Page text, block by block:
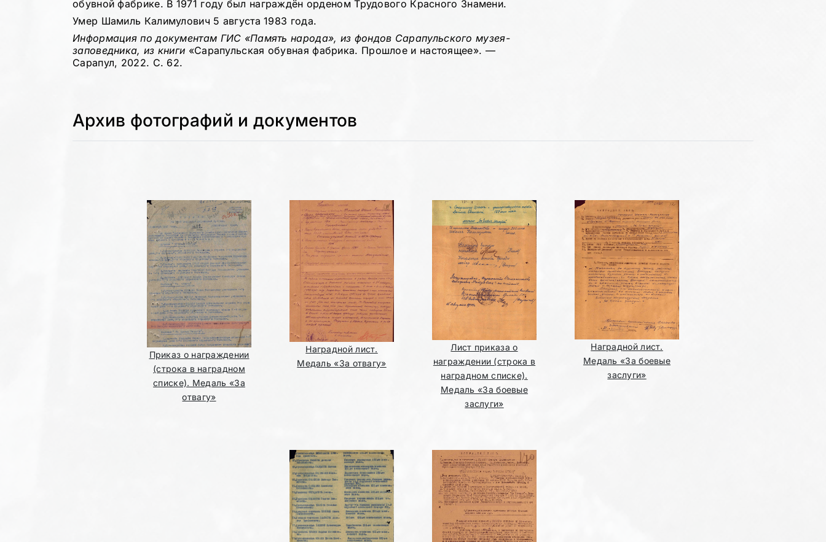
обувной фабрике. В 1971 году был награждён орденом Трудового Красного Знамени.
Умер Шамиль Калимулович 5 августа 1983 года.
Информация по документам ГИС «Память народа», из фондов Сарапульского музея-
заповедника, из книги «Сарапульская обувная фабрика. Прошлое и настоящее». —
Сарапул, 2022. С. 62.
Архив фотографий и документов
Приказ о награждении
(строка в наградном
списке). Медаль «За
отвагу»
Наградной лист.
Медаль «За отвагу»
Лист приказа о
награждении (строка в
наградном списке).
Медаль «За боевые
заслуги»
Наградной лист.
Медаль «За боевые
заслуги»